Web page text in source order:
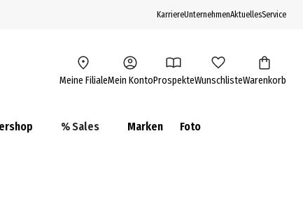
KarriereUnternehmenAktuellesService
Meine FilialeMein KontoProspekteWunschlisteWarenkorb
% Sales Marken Foto